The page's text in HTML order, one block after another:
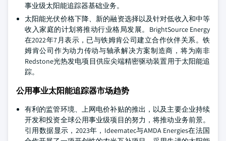
事业级太阳能追踪器基础业务。
太阳能光伏价格下降、新的融资选择以及针对低收入和中等
收入家庭的计划将推动行业格局发展。BrightSource Energy
在2022年7月表示，已与铁姆肯公司建立合作伙伴关系。铁
姆肯公司作为动力传动与轴承解决方案制造商，将为南非
Redstone光热发电项目供应尖端精密驱动装置用于太阳能追
踪。
公用事业太阳能追踪器市场趋势
有利的监管环境、上网电价补贴的推出，以及主要企业持续
开发和投资全球公用事业级项目的努力，将推动业务前景。
引用数据显示，2023年，Ideematec与AMDA Energies在法国